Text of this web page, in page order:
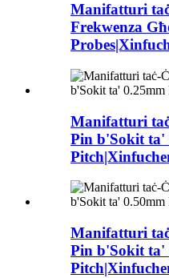
Manifatturi
Frekwenza
Manifatturi
Pin b'Sokit ta'
Manifatturi
Pin b'Sokit ta'